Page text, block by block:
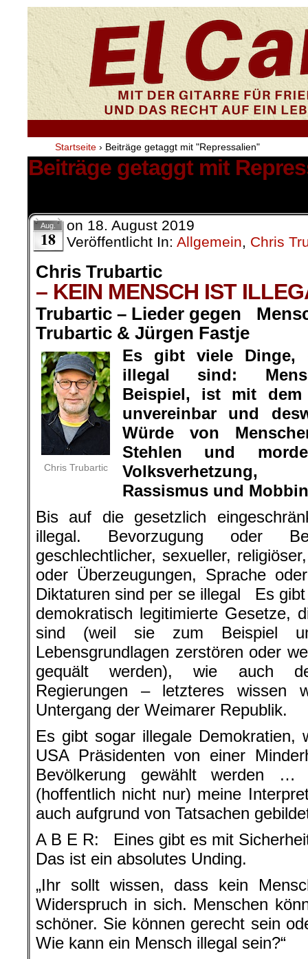
Startseite › Beiträge getaggt mit "Repressalien"
Beiträge getaggt mit
Aug.
18
on 18. August 2019
Veröffentlicht In: Allgemein, Chris
Chris Trubartic
– KEIN MENSCH IST
Trubartic – Lieder gegen
Trubartic & Jürgen Fastje
Chris Trubartic
Es gibt viele Dinge,
illegal sind:
Beispiel, ist mit dem
unvereinbar und
Würde von
Stehlen und
Volksverhetzung,
Rassismus und
Bis auf die gesetzlich
illegal. Bevorzugung oder
geschlechtlicher, sexueller,
oder Überzeugungen, Sprache
Diktaturen sind per se illegal Es
demokratisch legitimierte Gesetze,
sind (weil sie zum Beispiel
Lebensgrundlagen zerstören oder
gequält werden), wie auch
Regierungen – letzteres wissen
Untergang der Weimarer Republik.
Es gibt sogar illegale Demokratien,
USA Präsidenten von einer
Bevölkerung gewählt
(hoffentlich nicht nur) meine
auch aufgrund von Tatsachen
A B E R: Eines gibt es mit
Das ist ein absolutes Unding.
„Ihr sollt wissen, dass kein
Widerspruch in sich. Menschen
schöner. Sie können gerecht sein
Wie kann ein Mensch illegal sein?“